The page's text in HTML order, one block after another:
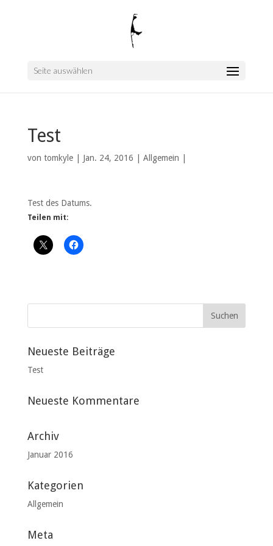
Seite auswählen
Test
von tomkyle| Jan. 24, 2016 Allgemein
Test des Datums.
Teilen mit:
Neueste Beiträge
Test
Neueste Kommentare
Archiv
Januar 2016
Kategorien
Allgemein
Meta